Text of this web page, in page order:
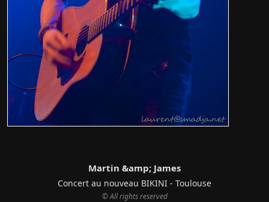
Martin &amp; James
Concert au nouveau BIKINI - Toulouse
© All rights reserved